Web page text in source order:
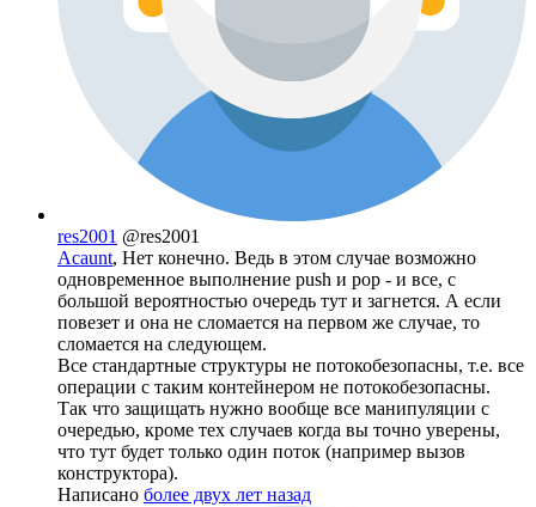
res2001 @res2001
Acaunt, Нет конечно. Ведь в этом случае возможно
одновременное выполнение push и pop - и все, с
большой вероятностью очередь тут и загнется. А если
повезет и она не сломается на первом же случае, то
сломается на следующем.
Все стандартные структуры не потокобезопасны, т.е. все
операции с таким контейнером не потокобезопасны.
Так что защищать нужно вообще все манипуляции с
очередью, кроме тех случаев когда вы точно уверены,
что тут будет только один поток (например вызов
конструктора).
Написано более двух лет назад